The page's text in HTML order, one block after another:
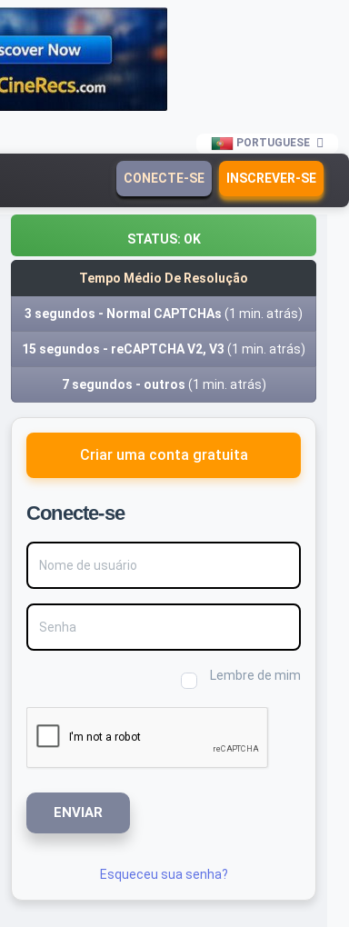
PORTUGUESE
CONECTE-SE INSCREVER-SE
STATUS: OK
Tempo Médio De Resolução
3 segundos - Normal CAPTCHAs (1 min. atrás)
15 segundos - reCAPTCHA V2, V3 (1 min. atrás)
7 segundos - outros (1 min. atrás)
Criar uma conta gratuita
Conecte-se
Nome de usuário
Senha
Lembre de mim
ENVIAR
Esqueceu sua senha?